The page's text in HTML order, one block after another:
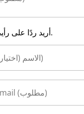
أريد ردًا على رأيي.